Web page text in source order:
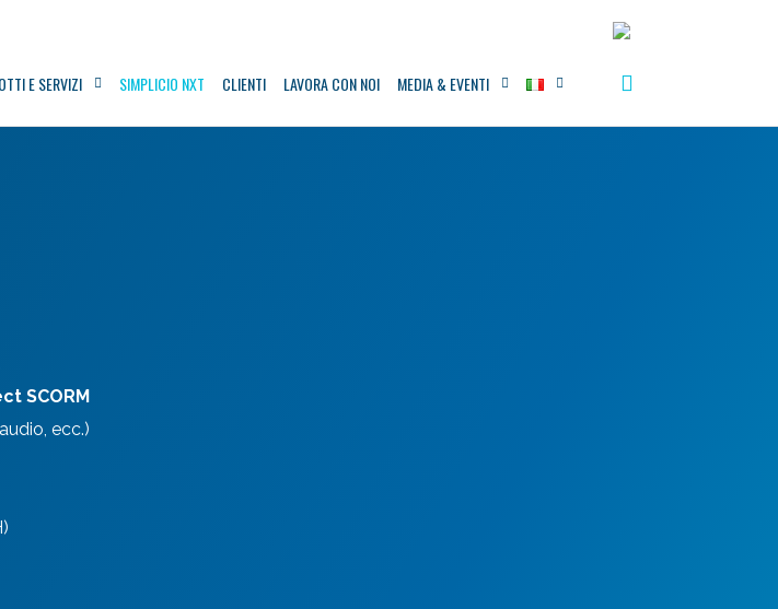
E SERVIZI SIMPLICIO NXT CLIENTI LAVORA CON NOI MEDIA & EVENTI
SCORM
ecc.)